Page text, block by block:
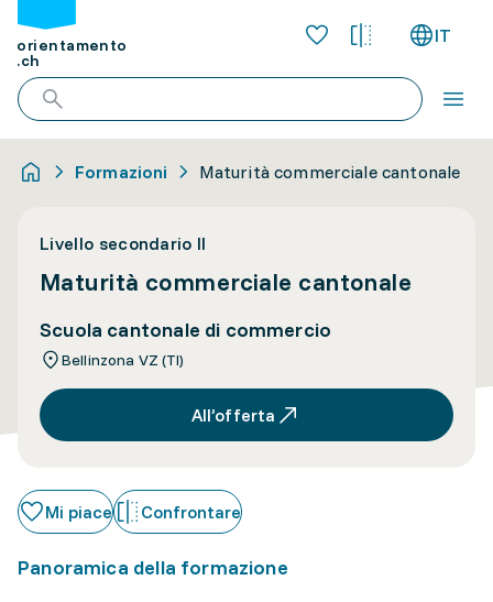
orientamento
.ch
IT
Formazioni Maturità commerciale cantonale
Livello secondario II
Maturità commerciale cantonale
Scuola cantonale di commercio
Bellinzona VZ (TI)
All’offerta
Mi piace Confrontare
Panoramica della formazione